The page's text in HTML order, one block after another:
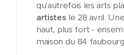
qu'autrefois les arts
artistes le 28 avril.
haut, plus fort -
maison du 84